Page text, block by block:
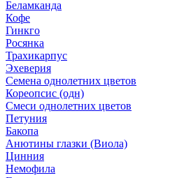
Беламканда
Кофе
Гинкго
Росянка
Трахикарпус
Эхеверия
Семена однолетних цветов
Кореопсис (одн)
Смеси однолетних цветов
Петуния
Бакопа
Анютины глазки (Виола)
Цинния
Немофила